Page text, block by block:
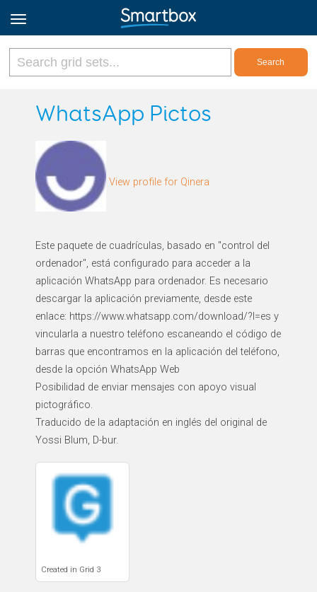
Online Grids
Sign up
WhatsApp Pictos
View profile for Qinera
Este paquete de cuadrículas, basado en "control del
ordenador", está configurado para acceder a la
aplicación WhatsApp para ordenador. Es necesario
descargar la aplicación previamente, desde este
enlace: https://www.whatsapp.com/download/?l=es y
vincularla a nuestro teléfono escaneando el código de
barras que encontramos en la aplicación del teléfono,
desde la opción WhatsApp Web
Posibilidad de enviar mensajes con apoyo visual
pictográfico.
Traducido de la adaptación en inglés del original de
Created in Grid 3